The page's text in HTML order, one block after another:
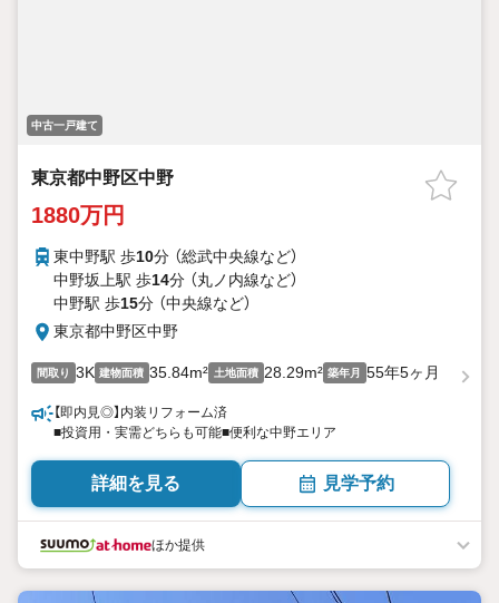
中古一戸建て
東京都中野区中野
1880万円
東中野駅 歩10分 （総武中央線など）
中野坂上駅 歩14分 （丸ノ内線など）
中野駅 歩15分 （中央線など）
東京都中野区中野
間取り 3K 建物面積 35.84m² 土地面積 28.29m² 築年月 55年5ヶ月
【即内見◎】内装リフォーム済
■投資用・実需どちらも可能■便利な中野エリア
詳細を見る 見学予約
ほか提供